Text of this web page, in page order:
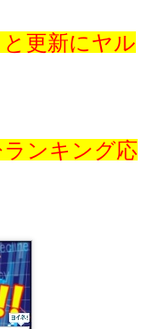
更新にヤル
ンキング応